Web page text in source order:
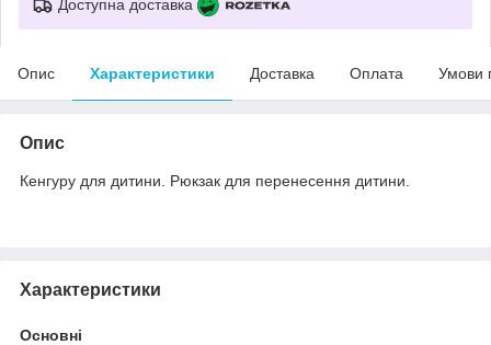
Доступна доставка
Опис Характеристики Доставка Оплата Умови
Опис
Кенгуру для дитини. Рюкзак для перенесення дитини.
Характеристики
Основні